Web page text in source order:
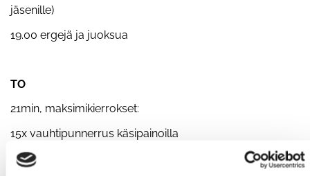
jäsenille)
19.00 ergejä ja juoksua
TO
21min, maksimikierrokset:
15x vauhtipunnerrus käsipainoilla
9x tankodippi